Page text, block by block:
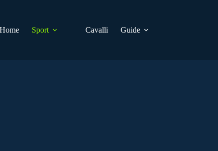
Home
Sport Cavalli Guide